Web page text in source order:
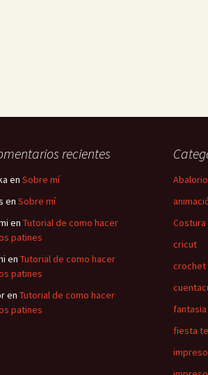
recientes
en Sobre mí
en Sobre mí
en Tutorial de como hacer
patines
en Tutorial de como hacer
patines
en Tutorial de como hacer
patines
Costura
cricut
crochet
fantasia
fiesta